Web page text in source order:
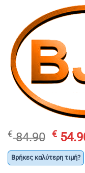
€84.90
price
was:
€
Βρήκες καλύτερη τιμή?